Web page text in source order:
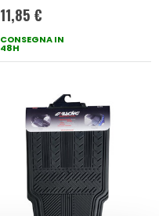
11,85 €
CONSEGNA IN
48H